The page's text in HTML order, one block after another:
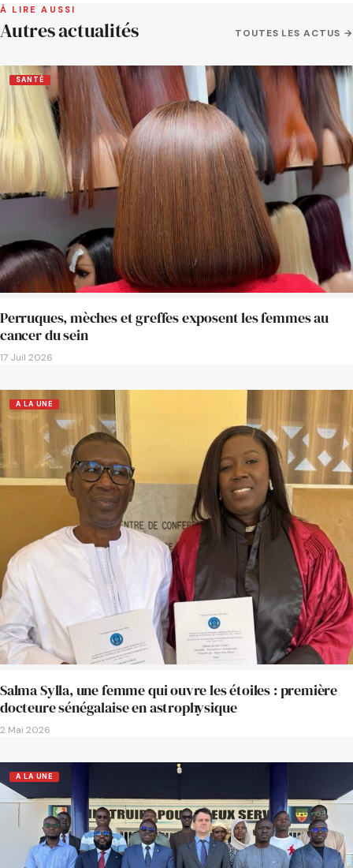
À LIRE AUSSI
Autres actualités TOUTES LES ACTUS →
SANTÉ
Perruques, mèches et greffes exposent les femmes au
cancer du sein
17 Juil 2026
A LA UNE
Salma Sylla, une femme qui ouvre les étoiles : première
docteure sénégalaise en astrophysique
2 Mai 2026
A LA UNE